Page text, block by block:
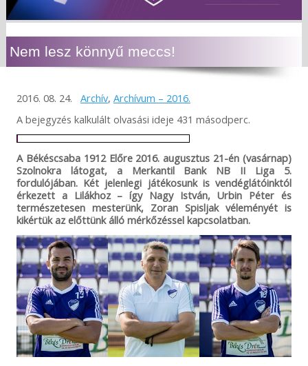
Nem lesz könnyű meccs!
2016. 08. 24. Archív, Archívum – 2016.
A bejegyzés kalkulált olvasási ideje 431 másodperc.
A Békéscsaba 1912 Előre 2016. augusztus 21-én (vasárnap)
Szolnokra látogat, a Merkantil Bank NB II Liga 5.
fordulójában. Két jelenlegi játékosunk is vendéglátóinktól
érkezett a Lilákhoz – így Nagy István, Urbin Péter és
természetesen mesterünk, Zoran Spisljak véleményét is
kikértük az előttünk álló mérkőzéssel kapcsolatban.